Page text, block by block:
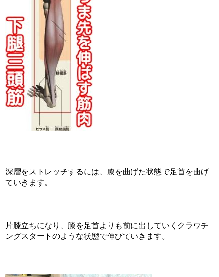
深層をストレッチするには、膝を曲げた状態で足首を曲げ
ていきます。
片膝立ちになり、膝を足首よりも前に出していくクラウチ
ングスタートのような状態で伸びていきます。